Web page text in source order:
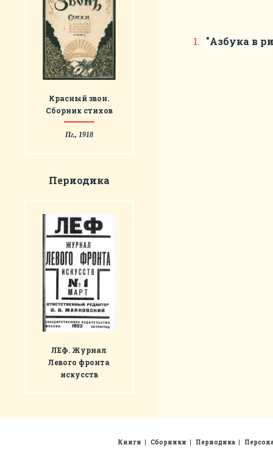
Красный звон.
Сборник стихов
Пг., 1918
Периодика
ЛЕФ. Журнал
Левого фронта
искусств
"Азбука в
Книги Сборники Периодика